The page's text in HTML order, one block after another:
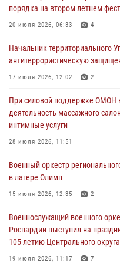
Во Владимирcкой области
27 июля 2026, 16:43 2
Владимирские росгвардейцы
20 июля 2026, 06:33 4
Военнослужащий военного
Росвардии выступил на
19 июля 2026, 11:17 7
Начальник территориального
17 июля 2026, 12:02 2
порядка на втором летнем
20 июля 2026, 06:33 4
Начальник территориального
антитеррористическую
17 июля 2026, 12:02 2
При силовой поддержке ОМОН
деятельность массажного
интимные услуги
28 июля 2026, 11:51
Военный оркестр
в лагере Олимп
15 июля 2026, 12:35 2
Военнослужащий военного
Росвардии выступил на
105-летию Центрального округа
19 июля 2026, 11:17 7